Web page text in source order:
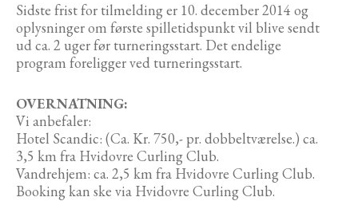
Sidste frist for tilmelding er 10. december 2014 og
oplysninger om første spilletidspunkt vil blive sendt
ud ca. 2 uger før turneringsstart. Det endelige
program foreligger ved turneringsstart.
OVERNATNING:
Vi anbefaler:
Hotel Scandic: (Ca. Kr. 750,- pr. dobbeltværelse.) ca.
3,5 km fra Hvidovre Curling Club.
Vandrehjem: ca. 2,5 km fra Hvidovre Curling Club.
Booking kan ske via Hvidovre Curling Club.